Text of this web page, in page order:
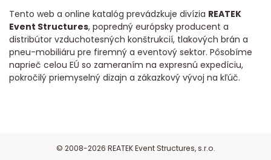
Tento web a online katalóg prevádzkuje divízia REATEK
Event Structures, popredný európsky producent a
distribútor vzduchotesných konštrukcií, tlakových brán a
pneu-mobiliáru pre firemný a eventový sektor. Pôsobíme
naprieč celou EÚ so zameraním na expresnú expedíciu,
pokročilý priemyselný dizajn a zákazkový vývoj na kľúč.
© 2008-2026 REATEK Event Structures, s.r.o.